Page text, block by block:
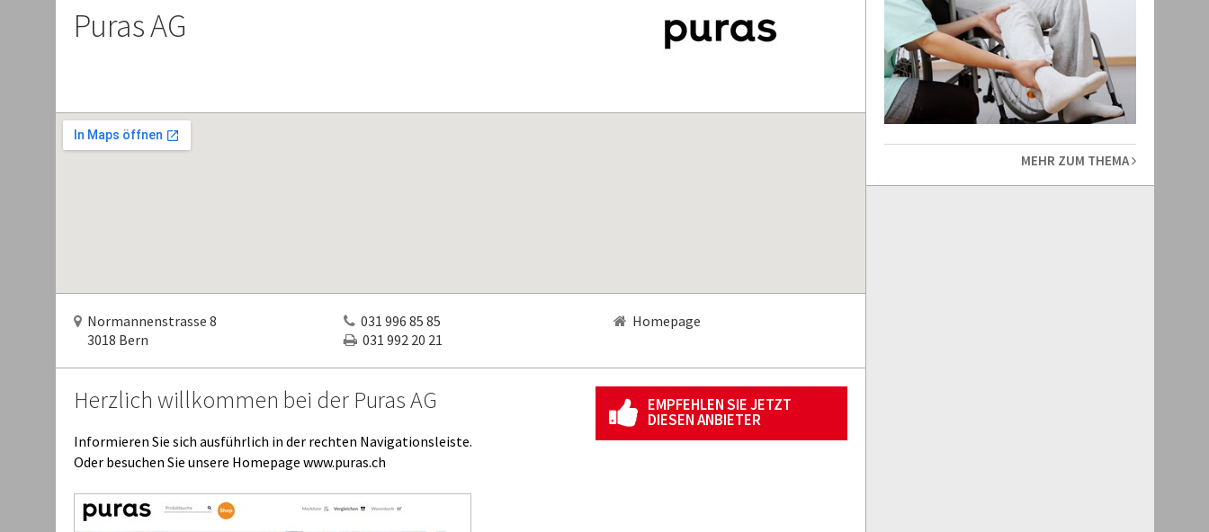
Puras AG
Normannenstrasse 8
3018 Bern
031 996 85 85
031 992 20 21
Homepage
Herzlich willkommen bei der Puras AG
Informieren Sie sich ausführlich in der rechten Navigationsleiste.
Oder besuchen Sie unsere Homepage www.puras.ch
EMPFEHLEN SIE JETZT
DIESEN ANBIETER
MEHR ZUM THEMA